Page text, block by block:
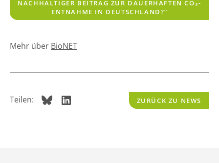
NACHHALTIGER BEITRAG ZUR DAUERHAFTEN CO₂-
ENTNAHME IN DEUTSCHLAND?“
Mehr über BioNET
Teilen: ZURÜCK ZU NEWS